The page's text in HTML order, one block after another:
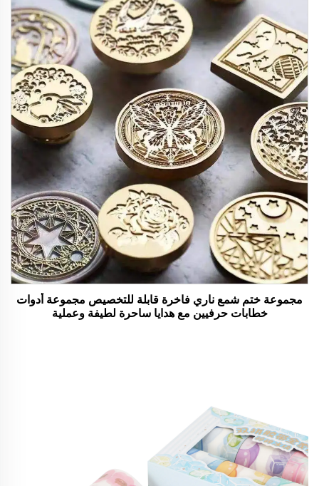
مجموعة ختم شمع ناري فاخرة قابلة للتخصيص مجموعة أدوات
خطابات حرفيين مع هدايا ساحرة لطيفة وعملية